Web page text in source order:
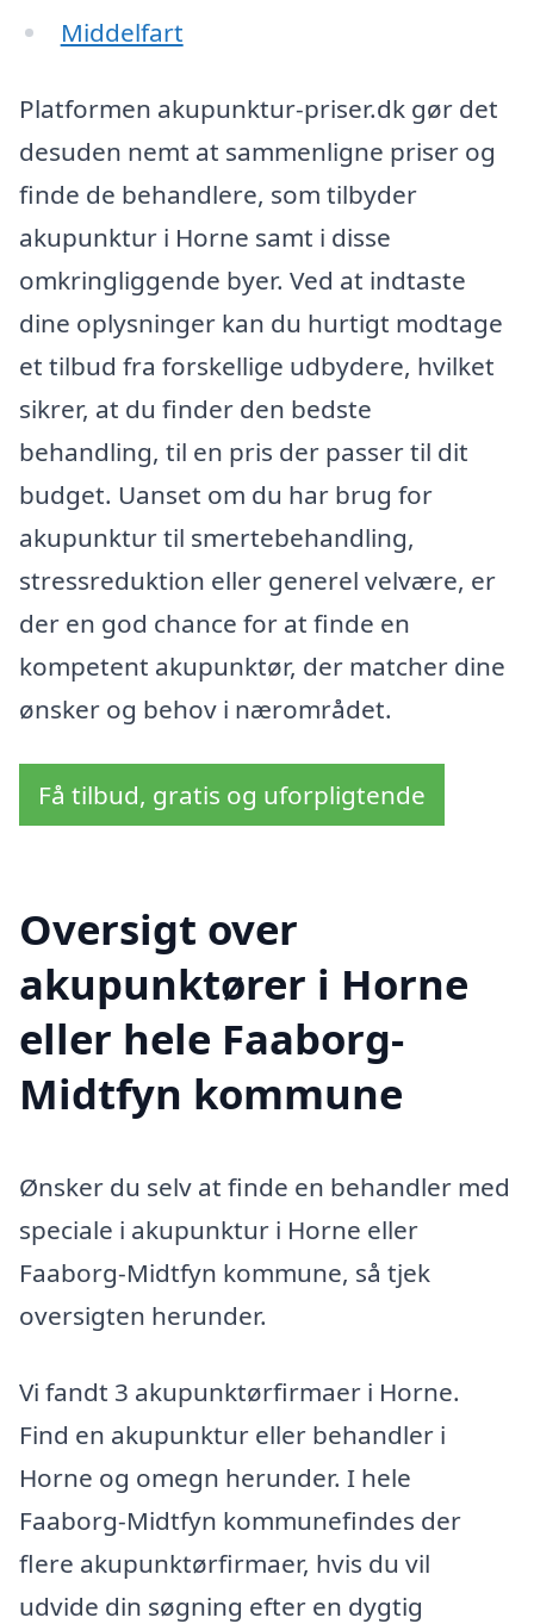
Middelfart
Platformen akupunktur-priser.dk gør det
desuden nemt at sammenligne priser og
finde de behandlere, som tilbyder
akupunktur i Horne samt i disse
omkringliggende byer. Ved at indtaste
dine oplysninger kan du hurtigt modtage
et tilbud fra forskellige udbydere, hvilket
sikrer, at du finder den bedste
behandling, til en pris der passer til dit
budget. Uanset om du har brug for
akupunktur til smertebehandling,
stressreduktion eller generel velvære, er
der en god chance for at finde en
kompetent akupunktør, der matcher dine
ønsker og behov i nærområdet.
Få tilbud, gratis og uforpligtende
Oversigt over
akupunktører i Horne
eller hele Faaborg-
Midtfyn kommune
Ønsker du selv at finde en behandler med
speciale i akupunktur i Horne eller
Faaborg-Midtfyn kommune, så tjek
oversigten herunder.
Vi fandt 3 akupunktørfirmaer i Horne.
Find en akupunktur eller behandler i
Horne og omegn herunder. I hele
Faaborg-Midtfyn kommunefindes der
flere akupunktørfirmaer, hvis du vil
udvide din søgning efter en dygtig